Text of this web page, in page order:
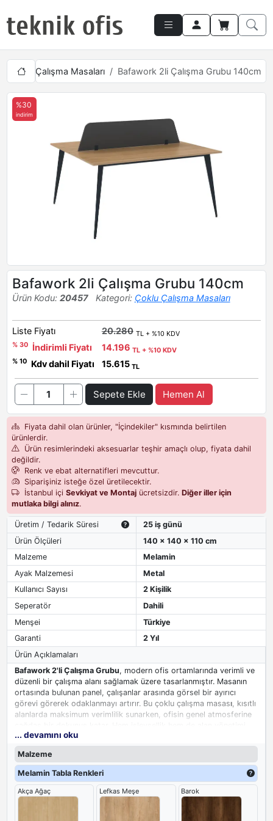
Çoklu Çalışma Masaları Bafawork 2li Çalışma Grubu 140cm
%30
indirim
Bafawork 2li Çalışma Grubu 140cm
Ürün Kodu: 20457 Kategori: Çoklu Çalışma Masaları
Liste Fiyatı 20.280 TL + %10 KDV
% 30
İndirimli Fiyatı 14.196 TL + %10 KDV
% 10
Kdv dahil Fiyatı 15.615 TL
Sepete Ekle Hemen Al
Fiyata dahil olan ürünler, "İçindekiler" kısmında belirtilen
ürünlerdir.
Ürün resimlerindeki aksesuarlar teşhir amaçlı olup, fiyata dahil
değildir.
Renk ve ebat alternatifleri mevcuttur.
Siparişiniz isteğe özel üretilecektir.
İstanbul içi Sevkiyat ve Montajücretsizdir. Diğer iller için
mutlaka bilgi alınız.
Üretim / Tedarik Süresi
25 iş günü
Ürün Ölçüleri
140 x 140 x 110 cm
Malzeme
Melamin
Ayak Malzemesi
Metal
Kullanıcı Sayısı
2 Kişilik
Seperatör
Dahili
Menşei
Türkiye
Garanti
2 Yıl
Ürün Açıklamaları
Bafawork 2'li Çalışma Grubu, modern ofis ortamlarında verimli ve
düzenli bir çalışma alanı sağlamak üzere tasarlanmıştır. Masanın
ortasında bulunan panel, çalışanlar arasında görsel bir ayırıcı
görevi görerek odaklanmayı artırır. Bu çoklu çalışma masası, kısıtlı
alanlarda maksimum verimlilik sunarken, ofisin genel atmosferine
açısından üst düzey bir çözüm sunar.
... devamını oku
Malzeme
Melamin Tabla Renkleri
Akça Ağaç Lefkas Meşe Barok